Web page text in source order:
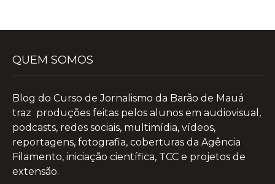
QUEM SOMOS
Blog do Curso de Jornalismo da Barão de Mauá
traz produções feitas pelos alunos em audiovisual,
podcasts, redes sociais, multimídia, vídeos,
reportagens, fotografia, coberturas da Agência
Filamento, iniciação científica, TCC e projetos de
extensão.